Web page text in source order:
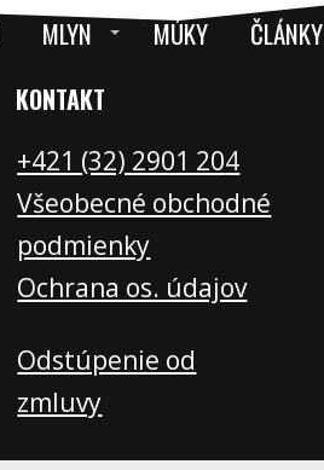
MLYN MÚKY ČLÁNKY
KONTAKT
+421 (32) 2901 204
Všeobecné obchodné
podmienky
Ochrana os. údajov
Odstúpenie od
zmluvy